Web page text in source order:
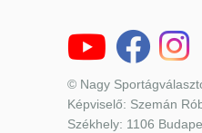
© Nagy
Képviselő: Szemán
Székhely: 1106